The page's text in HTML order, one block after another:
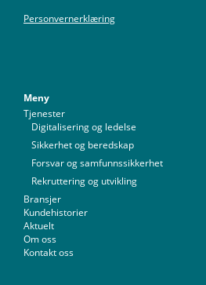
Personvernerklæring
Meny
Tjenester
Digitalisering og ledelse
Sikkerhet og beredskap
Forsvar og samfunnssikkerhet
Rekruttering og utvikling
Bransjer
Kundehistorier
Aktuelt
Om oss
Kontakt oss